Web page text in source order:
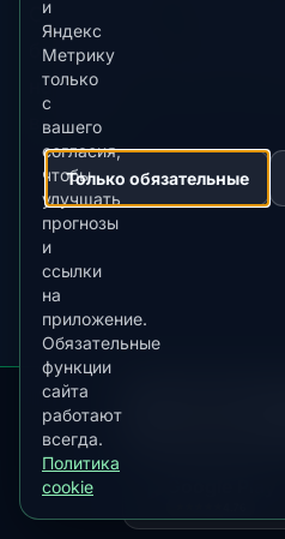
Оставайтесь на улице
благоприятных
начинаются слабо и
временем.
Часто
вопросы
и
Яндекс
Метрику
только
с
вашего
согласия,
чтобы
улучшать
прогнозы
и
ссылки
на
приложение.
Обязательные
функции
сайта
работают
всегда.
Политика
cookie
Только обязательные